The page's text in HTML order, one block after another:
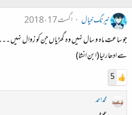
نیرنگ خیال
اگست 17، 2018
جو ساعتِ ماہ و سال نہیں وہ گھڑیاں جن کو زوال نہیں
سے ادھار لیا (ابن انشا)
5
محمداحمد